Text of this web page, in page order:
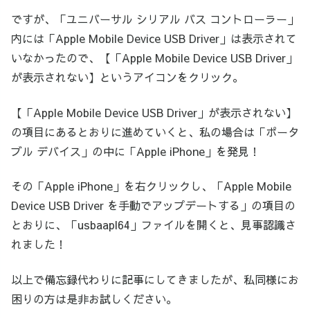
ですが、「ユニバーサル シリアル バス コントローラー」
内には「Apple Mobile Device USB Driver」は表示されて
いなかったので、【「Apple Mobile Device USB Driver」
が表示されない】というアイコンをクリック。
【「Apple Mobile Device USB Driver」が表示されない】
の項目にあるとおりに進めていくと、私の場合は「ポータ
ブル デバイス」の中に「Apple iPhone」を発見！
その「Apple iPhone」を右クリックし、「Apple Mobile
Device USB Driver を手動でアップデートする」の項目の
とおりに、「usbaapl64」ファイルを開くと、見事認識さ
れました！
以上で備忘録代わりに記事にしてきましたが、私同様にお
困りの方は是非お試しください。